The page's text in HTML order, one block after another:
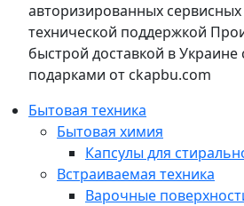
авторизированных
технической поддержкой
быстрой доставкой в Украине
подарками от ckapbu.com
Бытовая техника
Бытовая химия
Капсулы для
Встраиваемая техника
Варочные